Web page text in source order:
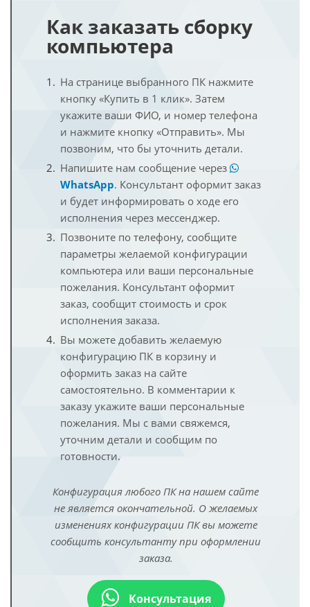
Как заказать сборку
компьютера
На странице выбранного ПК нажмите
кнопку «Купить в 1 клик». Затем
укажите ваши ФИО, и номер телефона
и нажмите кнопку «Отправить». Мы
позвоним, что бы уточнить детали.
Напишите нам сообщение через
WhatsApp. Консультант оформит заказ
и будет информировать о ходе его
исполнения через мессенджер.
Позвоните по телефону, сообщите
параметры желаемой конфигурации
компьютера или ваши персональные
пожелания. Консультант оформит
заказ, сообщит стоимость и срок
исполнения заказа.
Вы можете добавить желаемую
конфигурацию ПК в корзину и
оформить заказ на сайте
самостоятельно. В комментарии к
заказу укажите ваши персональные
пожелания. Мы с вами свяжемся,
уточним детали и сообщим по
готовности.
Конфигурация любого ПК на нашем сайте
не является окончательной. О желаемых
изменениях конфигурации ПК вы можете
сообщить консультанту при оформлении
заказа.
Консультация